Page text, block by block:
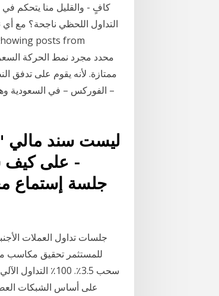
كافٍ - والقليل منا يتحكم
ممتازة. لأنه يقوم على تدفق
– الفوركس – في السعودية
- على كيف
جلسة إستماع
جلسات تداول العملات
سحب 3.5٪. 100٪
على أساس الشبكات